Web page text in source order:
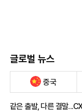
글로벌 뉴스
중국
같은 출발, 다른 결말